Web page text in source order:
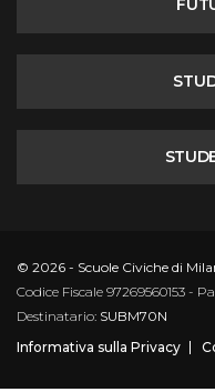
© 2026 - Scuole Civiche di
Codice Fiscale 97269560153 -
Destinatario: SUBM70N
Informativa sulla Privacy